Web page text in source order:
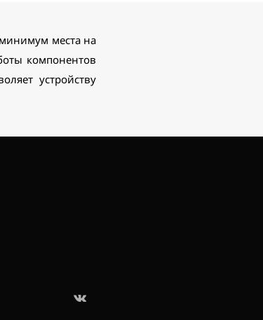
места на
компонентов
устройству